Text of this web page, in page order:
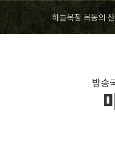
하늘목장 목동의
방송